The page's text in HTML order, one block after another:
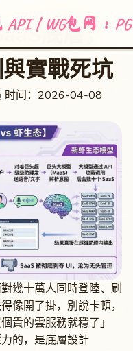
| WG包网：
底層，
實戰死坑
时间：2026-04-08
幾十萬人同時登陸、刷
像開了掛，別說卡頓，
貴的雲服務就穩了」
的，是底層設計